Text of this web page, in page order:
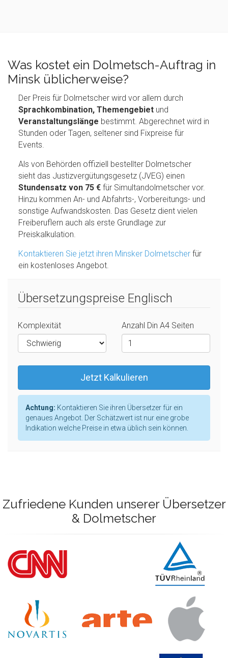
Was kostet ein Dolmetsch-Auftrag in
Minsk üblicherweise?
Der Preis für Dolmetscher wird vor allem durch
Sprachkombination, Themengebietund
Veranstaltungslänge bestimmt. Abgerechnet wird in
Stunden oder Tagen, seltener sind Fixpreise für
Events.
Als von Behörden offiziell bestellter Dolmetscher
sieht das Justizvergütungsgesetz (JVEG) einen
Stundensatz von 75 €für Simultandolmetscher vor.
Hinzu kommen An- und Abfahrts-, Vorbereitungs- und
sonstige Aufwandskosten. Das Gesetz dient vielen
Freiberuflern auch als erste Grundlage zur
Preiskalkulation.
Kontaktieren Sie jetzt ihren Minsker Dolmetscherfür
ein kostenloses Angebot.
Übersetzungspreise Englisch
Komplexität Anzahl Din A4 Seiten
Jetzt Kalkulieren
Achtung: Kontaktieren Sie ihren Übersetzer für ein
genaues Angebot. Der Schätzwert ist nur eine grobe
Indikation welche Preise in etwa üblich sein können.
Zufriedene Kunden unserer Übersetzer
& Dolmetscher